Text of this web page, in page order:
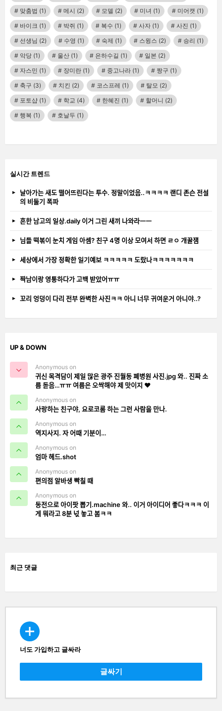
맞춤법 (1) 메시 (2) 모델 (2) 미녀 (1) 미어캣 (1)
바이크 (1) 박쥐 (1) 복수 (1) 사자 (1) 사진 (1)
선생님 (2) 수영 (1) 숙제 (1) 스윙스 (2) 승리 (1)
악당 (1) 울산 (1) 은하수길 (1) 일본 (2)
자스민 (1) 장미란 (1) 중고나라 (1) 짱구 (1)
축구 (3) 치킨 (2) 코스프레 (1) 탈모 (2)
포토샵 (1) 학교 (4) 한혜진 (1) 할머니 (2)
행복 (1) 호날두 (1)
실시간 트렌드
날아가는 새도 떨어뜨린다는 투수. 정말이었음..ㅋㅋㅋㅋ 랜디 존슨 전설
의 비둘기 폭파
흔한 남고의 일상.daily 이거 그린 새끼 나와라ㅡㅡ
님들 떡볶이 눈치 게임 아셈? 친구 4명 이상 모여서 하면 ㄹㅇ 개꿀잼
세상에서 가장 정확한 일기예보 ㅋㅋㅋㅋㅋ 도랐나ㅋㅋㅋㅋㅋㅋㅋ
짝남이랑 영통하다가 고백 받았어ㅠㅠ
꼬리 엉덩이 다리 전부 완벽한 사진ㅋㅋ 아니 너무 귀여운거 아니야..?
UP & DOWN
Anonymous on
귀신 목격담이 제일 많은 광주 진월동 폐병원 사진.jpg 와.. 진짜 소
름 돋음…ㅠㅠ 여름은 오싹해야 제 맛이지 ❤️
Anonymous on
사랑하는 친구야, 요로코롬 하는 그런 사람을 만나.
Anonymous on
역지사지. 자 어때 기분이…
Anonymous on
엄마 헤드.shot
Anonymous on
편의점 알바생 빡칠 때
Anonymous on
동전으로 아이팟 뽑기.machine 와.. 이거 아이디어 좋다ㅋㅋㅋ 이
게 뭐라고 8분 넋 놓고 봄ㅋㅋ
최근 댓글
CREATE
너도 가입하고 글싸라
글싸기